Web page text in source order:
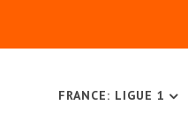
FRANCE: LIGUE 1